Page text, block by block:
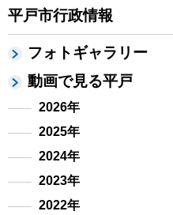
平戸市行政情報
フォトギャラリー
動画で見る平戸
2026年
2025年
2024年
2023年
2022年